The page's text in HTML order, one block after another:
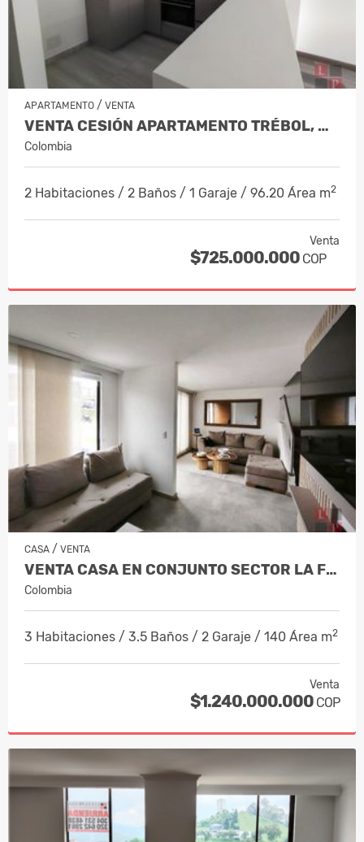
APARTAMENTO / VENTA
VENTA CESIÓN APARTAMENTO TRÉBOL, MAN…
Colombia
2 Habitaciones / 2 Baños / 1 Garaje / 96.20 Área m2
Venta
$725.000.000 COP
CASA / VENTA
VENTA CASA EN CONJUNTO SECTOR LA FLORID…
Colombia
3 Habitaciones / 3.5 Baños / 2 Garaje / 140 Área m2
Venta
$1.240.000.000 COP